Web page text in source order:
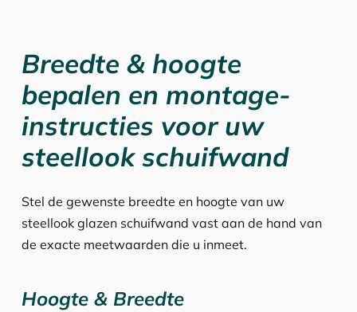
Breedte & hoogte
bepalen en montage-
instructies voor uw
steellook schuifwand
Stel de gewenste breedte en hoogte van uw
steellook glazen schuifwand vast aan de hand van
de exacte meetwaarden die u inmeet.
Hoogte & Breedte